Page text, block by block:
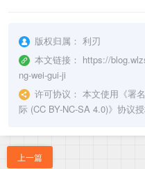
版权归属： 利刃
本文链接： https://
ng-wei-gui-ji
许可协议： 本文使用《署
际 (CC BY-NC-SA 4.0)》协议
上一篇